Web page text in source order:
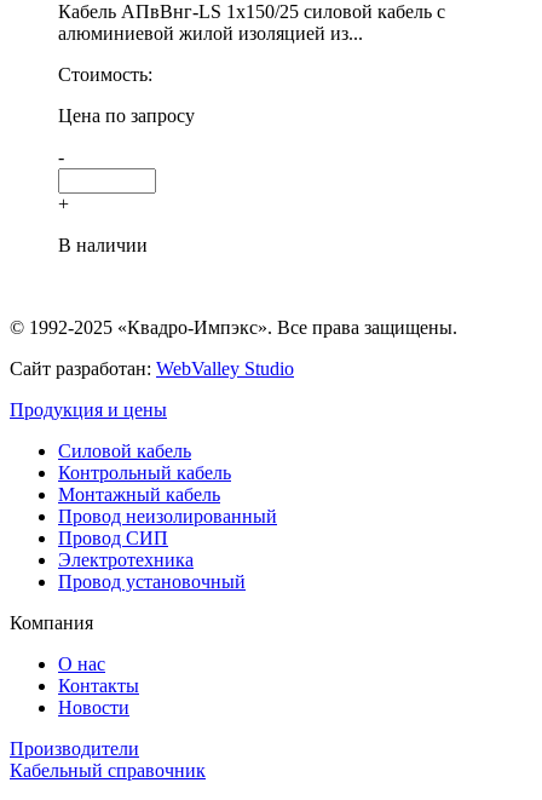
Кабель АПвВнг-LS 1х150/25 силовой кабель с
алюминиевой жилой изоляцией из...
Стоимость:
Цена по запросу
-
+
В наличии
© 1992-2025 «Квадро-Импэкс». Все права защищены.
Сайт разработан: WebValley Studio
Продукция и цены
Силовой кабель
Контрольный кабель
Монтажный кабель
Провод неизолированный
Провод СИП
Электротехника
Провод установочный
Компания
О нас
Контакты
Новости
Производители
Кабельный справочник